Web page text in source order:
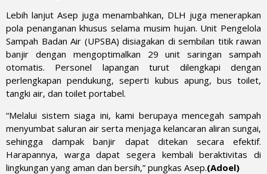
Lebih lanjut Asep juga menambahkan, DLH juga menerapkan
pola penanganan khusus selama musim hujan. Unit Pengelola
Sampah Badan Air (UPSBA) disiagakan di sembilan titik rawan
banjir dengan mengoptimalkan 29 unit saringan sampah
otomatis. Personel lapangan turut dilengkapi dengan
perlengkapan pendukung, seperti kubus apung, bus toilet,
tangki air, dan toilet portabel.
“Melalui sistem siaga ini, kami berupaya mencegah sampah
menyumbat saluran air serta menjaga kelancaran aliran sungai,
sehingga dampak banjir dapat ditekan secara efektif.
Harapannya, warga dapat segera kembali beraktivitas di
lingkungan yang aman dan bersih,” pungkas Asep.(Adoel)